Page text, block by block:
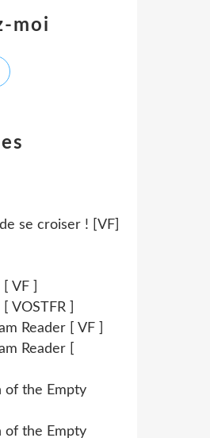
se croiser ! [VF]
VF ]
VOSTFR ]
Reader [ VF ]
Reader [
of the Empty
of the Empty
moi